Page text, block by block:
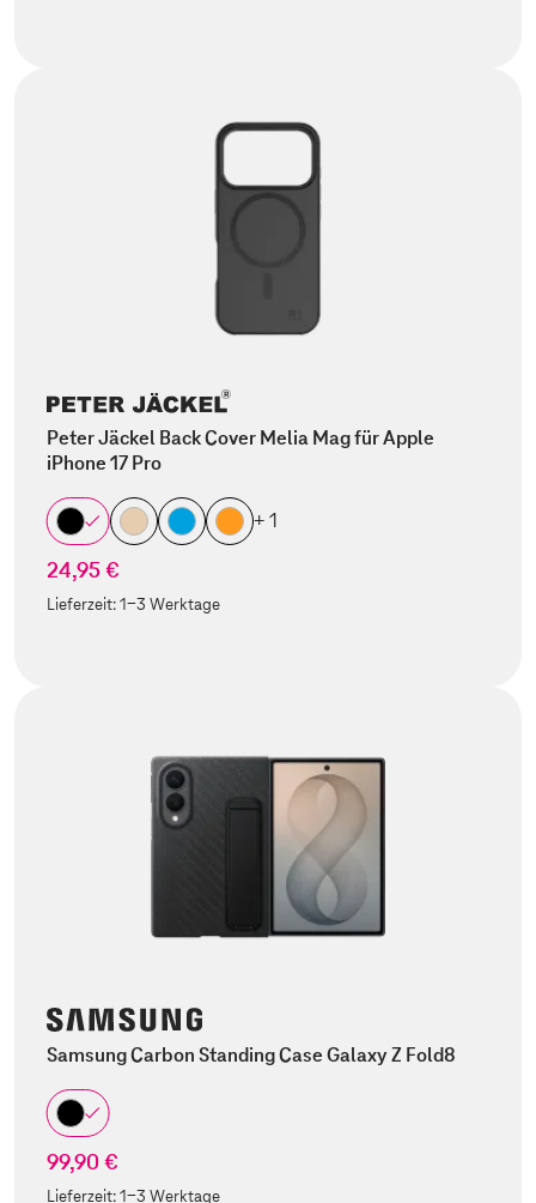
Peter Jäckel Back Cover Melia Mag für Apple
iPhone 17 Pro
+ 1
24,95 €
Lieferzeit:1-3 Werktage
Samsung Carbon Standing Case Galaxy Z Fold8
99,90 €
Lieferzeit:1-3 Werktage